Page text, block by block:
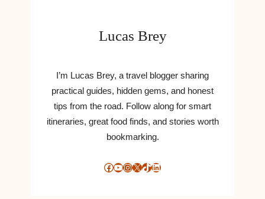
Lucas Brey
I’m Lucas Brey, a travel blogger sharing
practical guides, hidden gems, and honest
tips from the road. Follow along for smart
itineraries, great food finds, and stories worth
bookmarking.
Facebook YouTube InstagramX TikTok LinkedIn